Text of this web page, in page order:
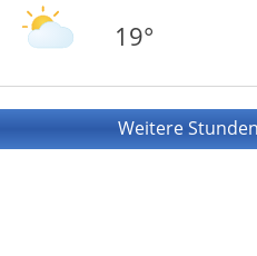
19°
Weitere